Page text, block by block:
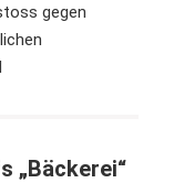
gegen
„Bäckerei“